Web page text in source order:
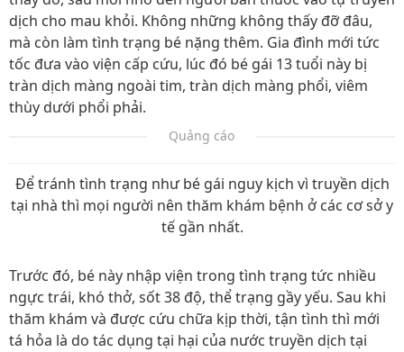
dịch cho mau khỏi. Không những không thấy đỡ đâu,
mà còn làm tình trạng bé nặng thêm. Gia đình mới tức
tốc đưa vào viện cấp cứu, lúc đó bé gái 13 tuổi này bị
tràn dịch màng ngoài tim, tràn dịch màng phổi, viêm
thùy dưới phổi phải.
Quảng cáo
Để tránh tình trạng như bé gái nguy kịch vì truyền dịch
tại nhà thì mọi người nên thăm khám bệnh ở các cơ sở y
tế gần nhất.
Trước đó, bé này nhập viện trong tình trạng tức nhiều
ngực trái, khó thở, sốt 38 độ, thể trạng gầy yếu. Sau khi
thăm khám và được cứu chữa kịp thời, tận tình thì mới
tá hỏa là do tác dụng tại hại của nước truyền dịch tại